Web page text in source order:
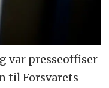
var presseoffiser
til Forsvarets